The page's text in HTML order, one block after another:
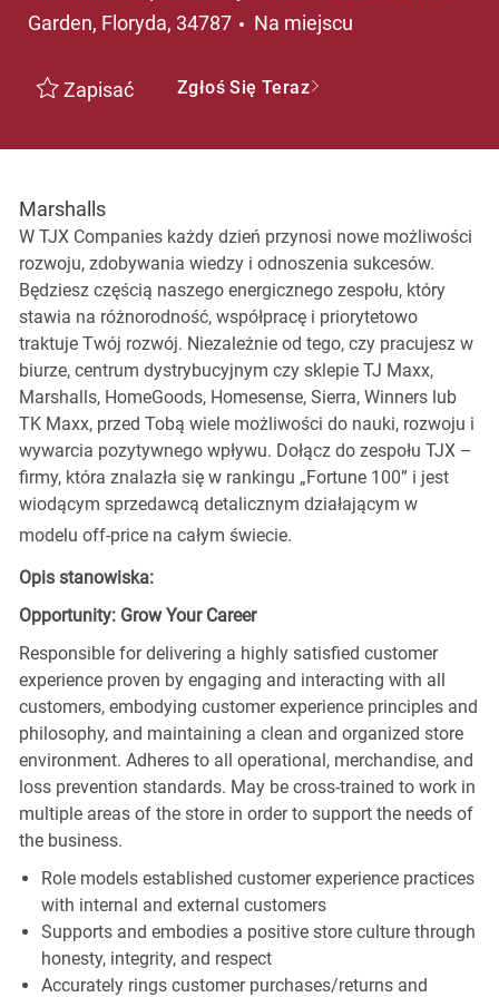
Garden, Floryda, 34787
Na miejscu
Zapisać Zgłoś Się Teraz
Marshalls
W TJX Companies każdy dzień przynosi nowe możliwości
rozwoju, zdobywania wiedzy i odnoszenia sukcesów.
Będziesz częścią naszego energicznego zespołu, który
stawia na różnorodność, współpracę i priorytetowo
traktuje Twój rozwój. Niezależnie od tego, czy pracujesz w
biurze, centrum dystrybucyjnym czy sklepie TJ Maxx,
Marshalls, HomeGoods, Homesense, Sierra, Winners lub
TK Maxx, przed Tobą wiele możliwości do nauki, rozwoju i
wywarcia pozytywnego wpływu. Dołącz do zespołu TJX –
firmy, która znalazła się w rankingu „Fortune 100” i jest
wiodącym sprzedawcą detalicznym działającym w
modelu off-price na całym świecie.
Opis stanowiska:
Opportunity: Grow Your Career
Responsible for delivering a highly satisfied customer
experience proven by engaging and interacting with all
customers, embodying customer experience principles and
philosophy, and maintaining a clean and organized store
environment. Adheres to all operational, merchandise, and
loss prevention standards. May be cross-trained to work in
multiple areas of the store in order to support the needs of
the business.
Role models established customer experience practices
with internal and external customers
Supports and embodies a positive store culture through
honesty, integrity, and respect
Accurately rings customer purchases/returns and